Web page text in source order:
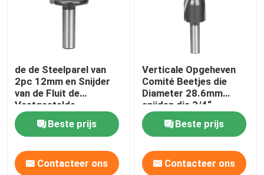
de de Steelparel van
2pc 12mm en Snijder
van de Fluit de
Vastgestelde
Houtbewerking maken
Hete TonnenBeste prijs
Contacteer ons
Verticale Opgeheven
Comité Beetjes die
Diameter 28.6mm
snijden die 3/4“
Voorraad voeden
Beste prijs
Contacteer ons